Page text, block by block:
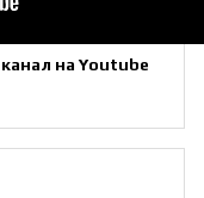
канал на Youtube